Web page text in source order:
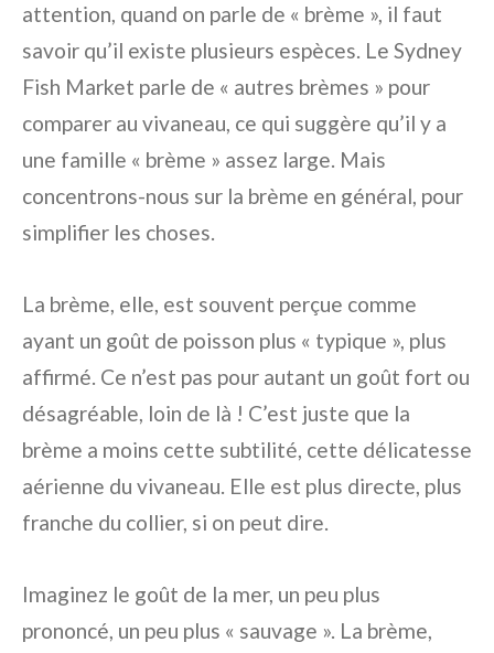
attention, quand on parle de « brème », il faut
savoir qu’il existe plusieurs espèces. Le Sydney
Fish Market parle de « autres brèmes » pour
comparer au vivaneau, ce qui suggère qu’il y a
une famille « brème » assez large. Mais
concentrons-nous sur la brème en général, pour
simplifier les choses.
La brème, elle, est souvent perçue comme
ayant un goût de poisson plus « typique », plus
affirmé. Ce n’est pas pour autant un goût fort ou
désagréable, loin de là ! C’est juste que la
brème a moins cette subtilité, cette délicatesse
aérienne du vivaneau. Elle est plus directe, plus
franche du collier, si on peut dire.
Imaginez le goût de la mer, un peu plus
prononcé, un peu plus « sauvage ». La brème,